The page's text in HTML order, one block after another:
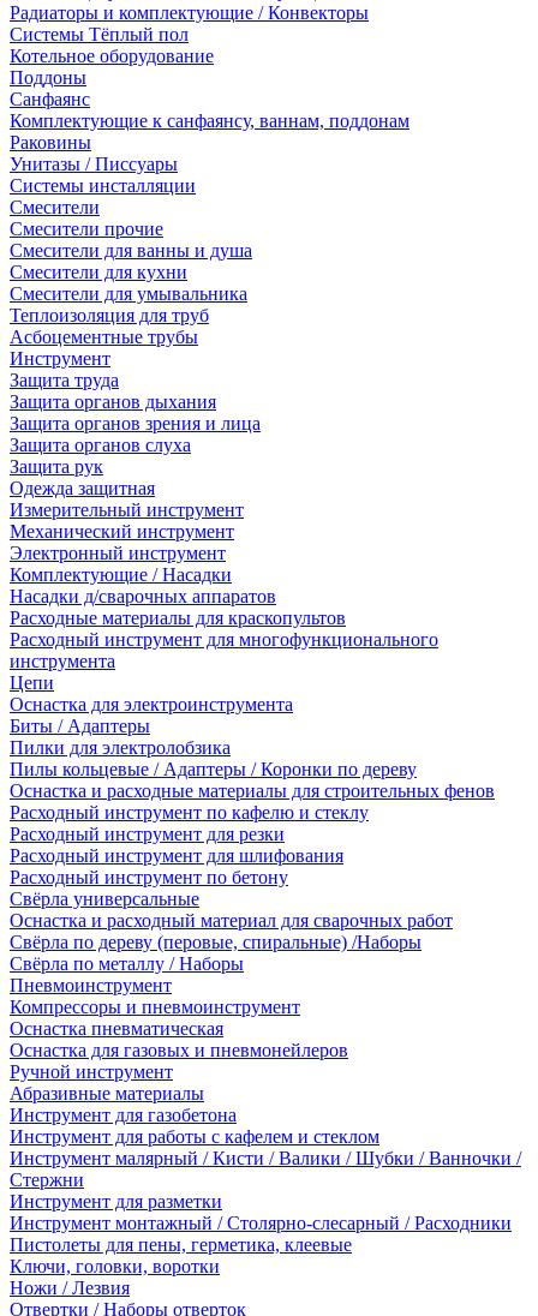
Радиаторы и комплектующие / Конвекторы
Системы Тёплый пол
Котельное оборудование
Поддоны
Санфаянс
Комплектующие к санфаянсу, ваннам, поддонам
Раковины
Унитазы / Писсуары
Системы инсталляции
Смесители
Смесители прочие
Смесители для ванны и душа
Смесители для кухни
Смесители для умывальника
Теплоизоляция для труб
Асбоцементные трубы
Инструмент
Защита труда
Защита органов дыхания
Защита органов зрения и лица
Защита органов слуха
Защита рук
Одежда защитная
Измерительный инструмент
Механический инструмент
Электронный инструмент
Комплектующие / Насадки
Насадки д/сварочных аппаратов
Расходные материалы для краскопультов
Расходный инструмент для многофункционального
инструмента
Цепи
Оснастка для электроинструмента
Биты / Адаптеры
Пилки для электролобзика
Пилы кольцевые / Адаптеры / Коронки по дереву
Оснастка и расходные материалы для строительных фенов
Расходный инструмент по кафелю и стеклу
Расходный инструмент для резки
Расходный инструмент для шлифования
Расходный инструмент по бетону
Свёрла универсальные
Оснастка и расходный материал для сварочных работ
Свёрла по дереву (перовые, спиральные) /Наборы
Свёрла по металлу / Наборы
Пневмоинструмент
Компрессоры и пневмоинструмент
Оснастка пневматическая
Оснастка для газовых и пневмонейлеров
Ручной инструмент
Абразивные материалы
Инструмент для газобетона
Инструмент для работы с кафелем и стеклом
Инструмент малярный / Кисти / Валики / Шубки / Ванночки /
Стержни
Инструмент для разметки
Инструмент монтажный / Столярно-слесарный / Расходники
Пистолеты для пены, герметика, клеевые
Ключи, головки, воротки
Ножи / Лезвия
Отвертки / Наборы отверток